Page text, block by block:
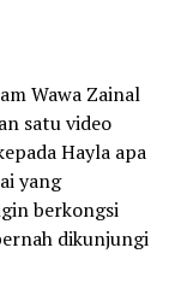
Wawa Zainal
satu video
Hayla apa
yang
berkongsi
dikunjungi